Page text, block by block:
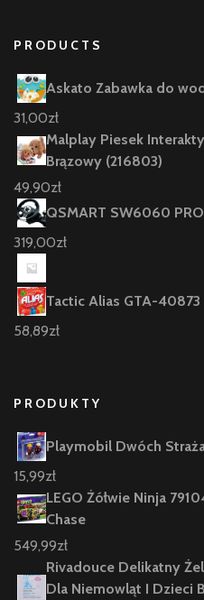
PRODUCTS
Askato Zabawka do
31,00zł
Malplay Piesek
Brązowy (216803)
49,90zł
QSMART SW6060
319,00zł
Tactic Alias GTA-40873
58,89zł
PRODUKTY
Playmobil Dwóch
15,99zł
LEGO Żółwie Ninja
Chase
549,99zł
Rivadouce Delikatny
Dla Niemowląt I Dzieci